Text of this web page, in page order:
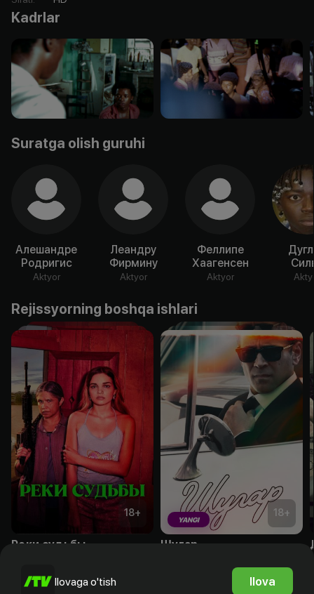
Kadrlar
Suratga olish guruhi
Алешандре
Родригис
Aktyor
Леандру
Фирмину
Aktyor
Феллипе
Хаагенсен
Aktyor
Rejissyorning boshqa ishlari
18+
Реки судьбы
18+
YANGI
Шугар
Ilovaga o'tish Ilova